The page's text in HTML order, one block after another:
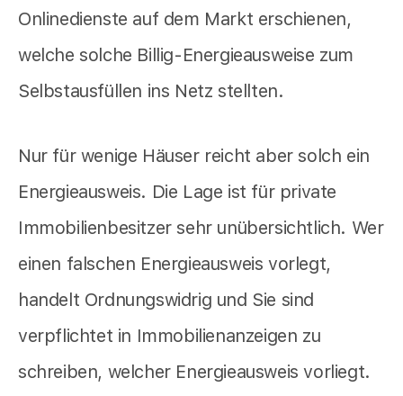
Onlinedienste auf dem Markt erschienen,
welche solche Billig-Energieausweise zum
Selbstausfüllen ins Netz stellten.
Nur für wenige Häuser reicht aber solch ein
Energieausweis. Die Lage ist für private
Immobilienbesitzer sehr unübersichtlich. Wer
einen falschen Energieausweis vorlegt,
handelt Ordnungswidrig und Sie sind
verpflichtet in Immobilienanzeigen zu
schreiben, welcher Energieausweis vorliegt.